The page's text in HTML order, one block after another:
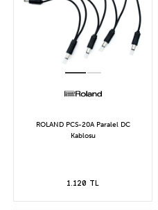
ROLAND PCS-20A Paralel DC
Kablosu
1.120 TL